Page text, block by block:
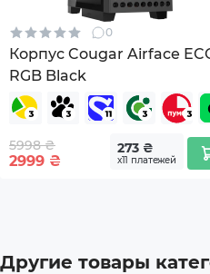
Дополнительный
возможности
0
Корпус Cougar Airface
RGB Black
5998 ₴
2999 ₴
273 ₴
х11 платежей
Другие товары